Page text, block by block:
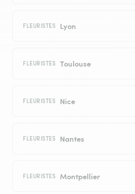
FLEURISTES Lyon
FLEURISTES Toulouse
FLEURISTES Nice
FLEURISTES Nantes
FLEURISTES Montpellier